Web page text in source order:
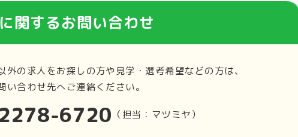
関するお問い合わせ
外の求人をお探しの方や見学・選考希望などの方は、
い合わせ先へご連絡ください。
6720 （担当：マツミヤ）